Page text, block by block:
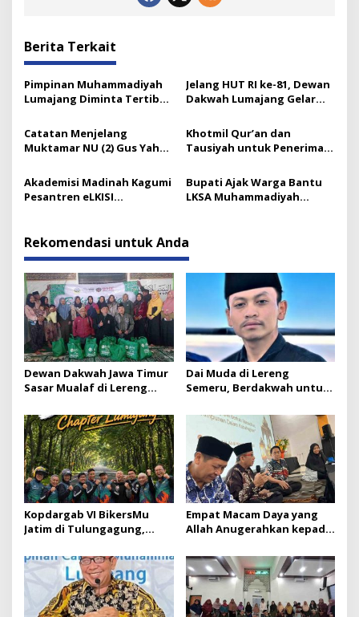
Berita Terkait
Pimpinan Muhammadiyah
Lumajang Diminta Tertib
Jelang HUT RI ke-81, Dewan
Dakwah Lumajang Gelar
Catatan Menjelang
Muktamar NU (2) Gus Yahya
Modern yang Menyandera
Dirinya
Khotmil Qur’an dan
Tausiyah untuk Penerima
Akademisi Madinah Kagumi
Pesantren eLKISI
Bupati Ajak Warga Bantu
LKSA Muhammadiyah
Rekomendasi untuk Anda
Dewan Dakwah Jawa Timur
Sasar Mualaf di Lereng
Baksos Muharram
Dai Muda di Lereng
Semeru, Berdakwah untuk
Kopdargab VI BikersMu
Jatim di Tulungagung,
Empat Macam Daya yang
Allah Anugerahkan kepada